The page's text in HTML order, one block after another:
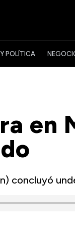
POLÍTICA
en
concluyó